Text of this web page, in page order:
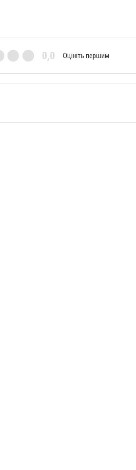
0,0 Оцініть першим